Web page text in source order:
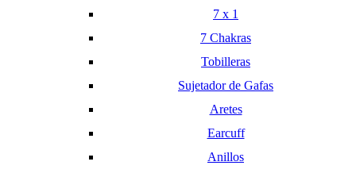
7 x 1
7 Chakras
Tobilleras
Sujetador de Gafas
Aretes
Earcuff
Anillos